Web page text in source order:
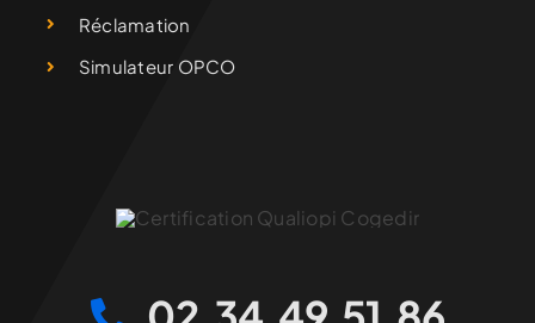
Réclamation
Simulateur OPCO